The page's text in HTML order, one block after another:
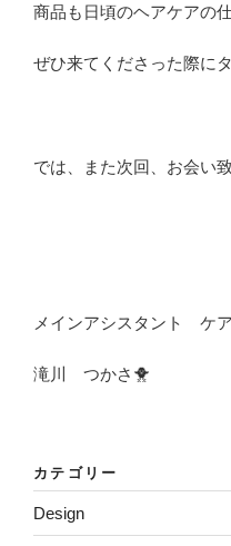
商品も日頃のヘアケアの
ぜひ来てくださった際に
では、また次回、お会い
メインアシスタント ケ
滝川 つかさ🐥
カテゴリー
Design